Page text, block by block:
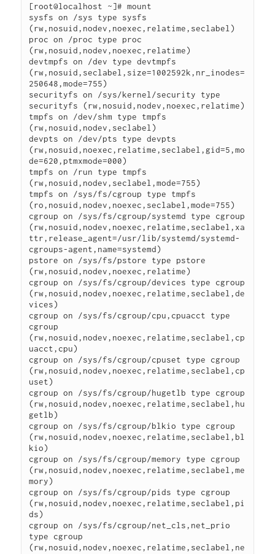
[root@localhost ~]# mount
sysfs on /sys type sysfs
(rw,nosuid,nodev,noexec,relatime,seclabel)
proc on /proc type proc
(rw,nosuid,nodev,noexec,relatime)
devtmpfs on /dev type devtmpfs
(rw,nosuid,seclabel,size=1002592k,nr_inodes=
250648,mode=755)
securityfs on /sys/kernel/security type
securityfs (rw,nosuid,nodev,noexec,relatime)
tmpfs on /dev/shm type tmpfs
(rw,nosuid,nodev,seclabel)
devpts on /dev/pts type devpts
(rw,nosuid,noexec,relatime,seclabel,gid=5,mo
de=620,ptmxmode=000)
tmpfs on /run type tmpfs
(rw,nosuid,nodev,seclabel,mode=755)
tmpfs on /sys/fs/cgroup type tmpfs
(ro,nosuid,nodev,noexec,seclabel,mode=755)
cgroup on /sys/fs/cgroup/systemd type cgroup
(rw,nosuid,nodev,noexec,relatime,seclabel,xa
ttr,release_agent=/usr/lib/systemd/systemd-
cgroups-agent,name=systemd)
pstore on /sys/fs/pstore type pstore
(rw,nosuid,nodev,noexec,relatime)
cgroup on /sys/fs/cgroup/devices type cgroup
(rw,nosuid,nodev,noexec,relatime,seclabel,de
vices)
cgroup on /sys/fs/cgroup/cpu,cpuacct type
cgroup
(rw,nosuid,nodev,noexec,relatime,seclabel,cp
uacct,cpu)
cgroup on /sys/fs/cgroup/cpuset type cgroup
(rw,nosuid,nodev,noexec,relatime,seclabel,cp
uset)
cgroup on /sys/fs/cgroup/hugetlb type cgroup
(rw,nosuid,nodev,noexec,relatime,seclabel,hu
getlb)
cgroup on /sys/fs/cgroup/blkio type cgroup
(rw,nosuid,nodev,noexec,relatime,seclabel,bl
kio)
cgroup on /sys/fs/cgroup/memory type cgroup
(rw,nosuid,nodev,noexec,relatime,seclabel,me
mory)
cgroup on /sys/fs/cgroup/pids type cgroup
(rw,nosuid,nodev,noexec,relatime,seclabel,pi
ds)
cgroup on /sys/fs/cgroup/net_cls,net_prio
type cgroup
(rw,nosuid,nodev,noexec,relatime,seclabel,ne